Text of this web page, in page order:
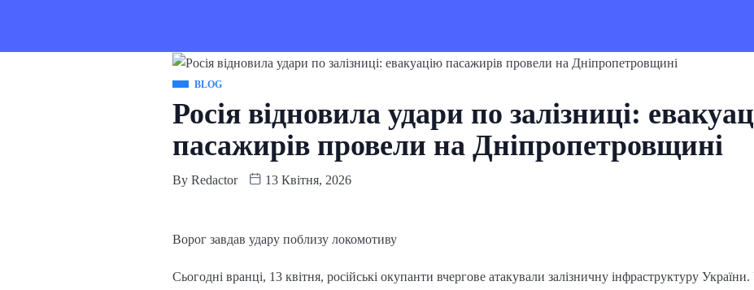
BLOG
Росія відновила удари по залізниці:
пасажирів провели на Дніпропетровщині
By Redactor 13 Квітня, 2026
Ворог завдав удару поблизу локомотиву
Сьогодні вранці, 13 квітня, російські окупанти вчергове атакували залізничну інфраструктуру